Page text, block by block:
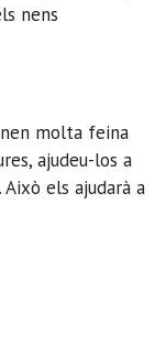
nens
molta feina
ajudeu-los a
els ajudarà a